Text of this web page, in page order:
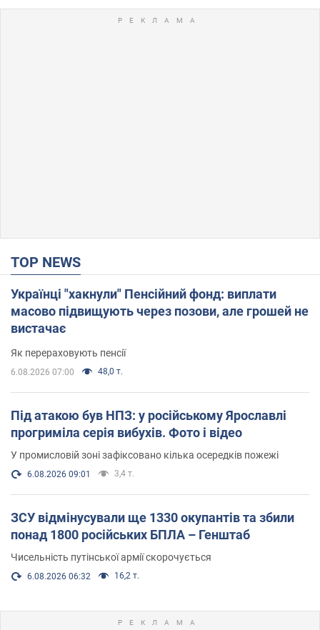
TOP NEWS
Українці "хакнули" Пенсійний фонд: виплати
масово підвищують через позови, але грошей не
вистачає
Як перераховують пенсії
6.08.2026 07:00 48,0 т.
Під атакою був НПЗ: у російському Ярославлі
прогриміла серія вибухів. Фото і відео
У промисловій зоні зафіксовано кілька осередків пожежі
6.08.2026 09:01 3,4 т.
ЗСУ відмінусували ще 1330 окупантів та збили
понад 1800 російських БПЛА – Генштаб
Чисельність путінської армії скорочується
6.08.2026 06:32 16,2 т.